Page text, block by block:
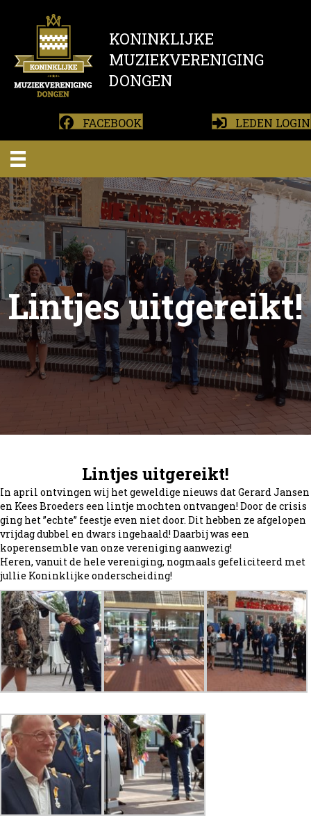
KONINKLIJKE
MUZIEKVERENIGING
DONGEN
FACEBOOK LEDEN LOGIN
Lintjes uitgereikt!
Lintjes uitgereikt!
In april ontvingen wij het geweldige nieuws dat Gerard Jansen
en Kees Broeders een lintje mochten ontvangen! Door de crisis
ging het ”echte” feestje even niet door. Dit hebben ze afgelopen
vrijdag dubbel en dwars ingehaald! Daarbij was een
koperensemble van onze vereniging aanwezig!
Heren, vanuit de hele vereniging, nogmaals gefeliciteerd met
jullie Koninklijke onderscheiding!